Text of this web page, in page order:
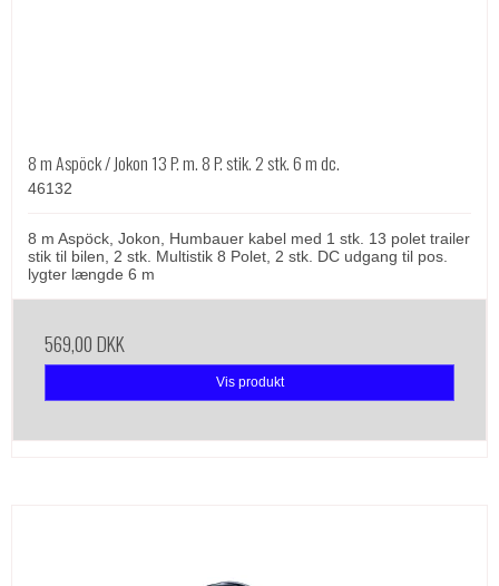
8 m Aspöck / Jokon 13 P. m. 8 P. stik. 2 stk. 6 m dc.
46132
8 m Aspöck, Jokon, Humbauer kabel med 1 stk. 13 polet trailer
stik til bilen, 2 stk. Multistik 8 Polet, 2 stk. DC udgang til pos.
lygter længde 6 m
569,00 DKK
Vis produkt